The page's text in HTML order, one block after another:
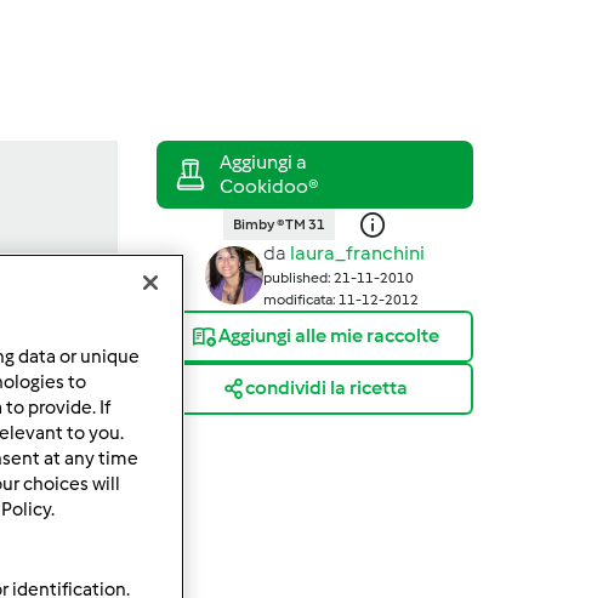
Bimby ® TM 31
da laura_franchini
published: 21-11-2010
modificata: 11-12-2012
Aggiungi alle mie raccolte
condividi la ricetta
data or unique
to
to provide. If
to you.
at any time
choices will
identification.